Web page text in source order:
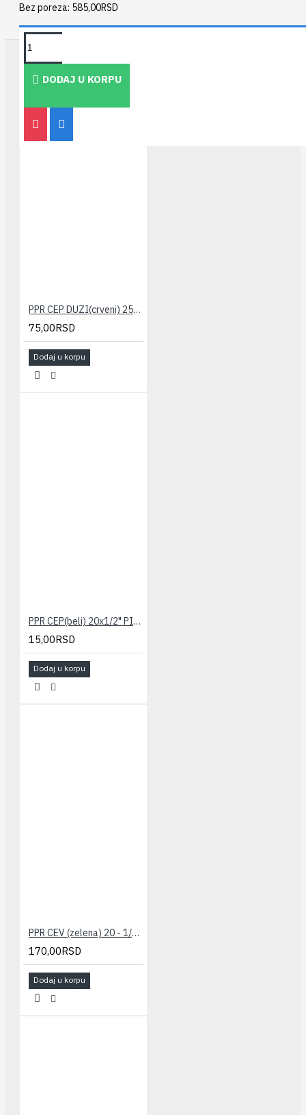
Bez poreza: 585,00RSD
DODAJ U KORPU
TAKOĐE PREPORUČUJEMO
PPR CEP DUZI(crveni) 25x3/4" PESTAN
75,00RSD
Dodaj u korpu
PPR CEP(beli) 20x1/2" PILSA
15,00RSD
Dodaj u korpu
PPR CEV (zelena) 20 - 1/2" PESTAN
170,00RSD
Dodaj u korpu